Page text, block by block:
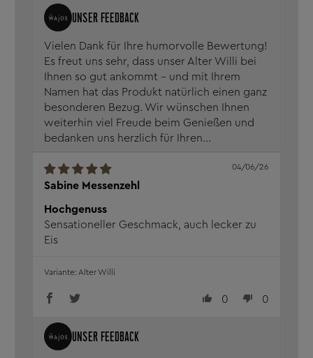
Vielen Dank für Ihre humorvolle Bewertung!
Es freut uns sehr, dass unser Alter Willi bei
Ihnen so gut ankommt – und mit Ihrem
Namen hat das Produkt natürlich einen ganz
besonderen Bezug. Wir wünschen Ihnen
weiterhin viel Freude beim Genießen und
bedanken uns herzlich für Ihren...
Sabine Messenzehl
04/06/26
Hochgenuss
Sensationeller Geschmack, auch lecker zu
Eis
0 0
Alter Willi